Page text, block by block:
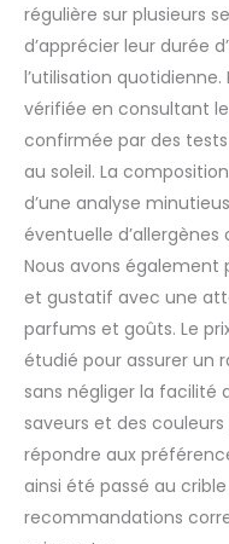
régulière sur plusieurs
d’apprécier leur durée
l’utilisation
vérifiée en consultant
confirmée par des
au soleil. La
d’une analyse
éventuelle
Nous avons
et gustatif avec une
parfums et goûts. Le
étudié pour assurer un
sans négliger la facilité
saveurs et des
répondre aux
ainsi été passé au
recommandations